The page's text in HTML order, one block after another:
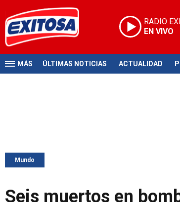
RADIO
EN VIVO
MÁS ÚLTIMAS NOTICIAS ACTUALIDAD
Mundo
Seis muertos en